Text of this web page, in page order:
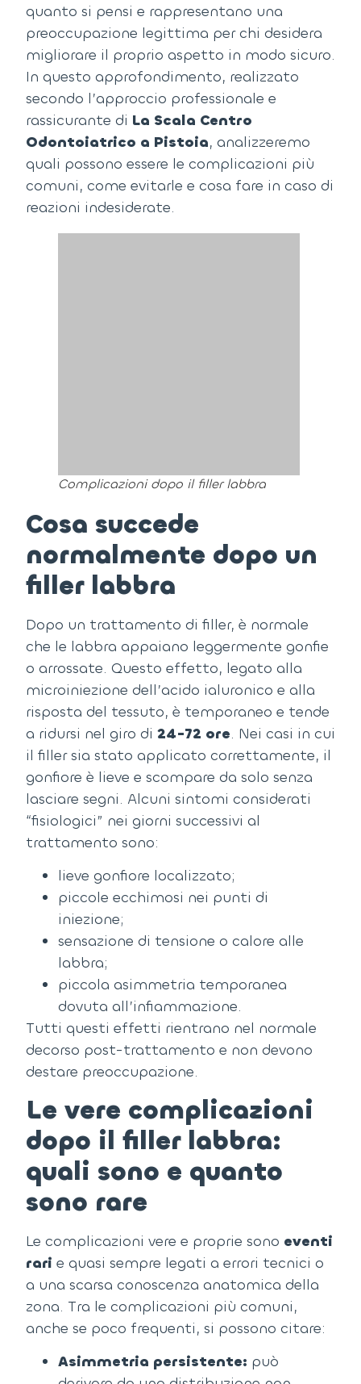
quanto si pensi e rappresentano una
preoccupazione legittima per chi desidera
migliorare il proprio aspetto in modo sicuro.
In questo approfondimento, realizzato
secondo l’approccio professionale e
rassicurante di La Scala Centro
Odontoiatrico a Pistoia, analizzeremo
quali possono essere le complicazioni più
comuni, come evitarle e cosa fare in caso di
reazioni indesiderate.
Complicazioni dopo il filler labbra
Cosa succede
normalmente dopo un
filler labbra
Dopo un trattamento di filler, è normale
che le labbra appaiano leggermente gonfie
o arrossate. Questo effetto, legato alla
microiniezione dell’acido ialuronico e alla
risposta del tessuto, è temporaneo e tende
a ridursi nel giro di 24-72 ore. Nei casi in cui
il filler sia stato applicato correttamente, il
gonfiore è lieve e scompare da solo senza
lasciare segni. Alcuni sintomi considerati
“fisiologici” nei giorni successivi al
trattamento sono:
lieve gonfiore localizzato;
piccole ecchimosi nei punti di
iniezione;
sensazione di tensione o calore alle
labbra;
piccola asimmetria temporanea
dovuta all’infiammazione.
Tutti questi effetti rientrano nel normale
decorso post-trattamento e non devono
destare preoccupazione.
Le vere complicazioni
dopo il filler labbra:
quali sono e quanto
sono rare
Le complicazioni vere e proprie sono eventi
rari e quasi sempre legati a errori tecnici o
a una scarsa conoscenza anatomica della
zona. Tra le complicazioni più comuni,
anche se poco frequenti, si possono citare:
Asimmetria persistente: può